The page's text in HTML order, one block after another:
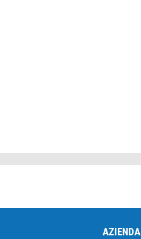
AZIENDA